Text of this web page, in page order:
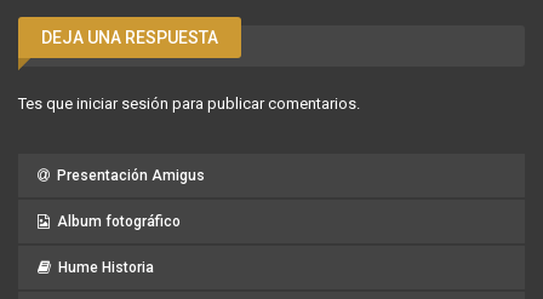
DEJA UNA RESPUESTA
Tes que iniciar sesión para publicar comentarios.
Presentación Amigus
Album fotográfico
Hume Historia